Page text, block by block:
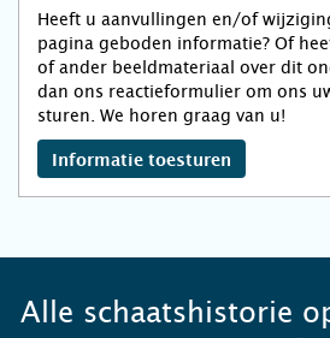
Heeft u aanvullingen en/of
pagina geboden informatie? Of
of ander beeldmateriaal over dit
dan ons reactieformulier om ons
sturen. We horen graag van u!
Informatie toesturen
Alle schaatshistorie